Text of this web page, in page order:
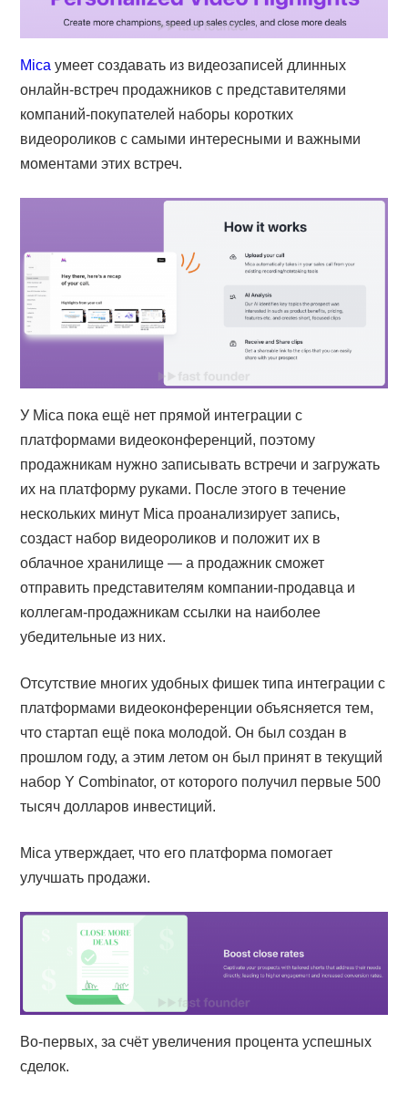
Mica умеет создавать из видеозаписей длинных
онлайн-встреч продажников с представителями
компаний-покупателей наборы коротких
видеороликов с самыми интересными и важными
моментами этих встреч.
У Mica пока ещё нет прямой интеграции с
платформами видеоконференций, поэтому
продажникам нужно записывать встречи и загружать
их на платформу руками. После этого в течение
нескольких минут Mica проанализирует запись,
создаст набор видеороликов и положит их в
облачное хранилище — а продажник сможет
отправить представителям компании-продавца и
коллегам-продажникам ссылки на наиболее
убедительные из них.
Отсутствие многих удобных фишек типа интеграции с
платформами видеоконференции объясняется тем,
что стартап ещё пока молодой. Он был создан в
прошлом году, а этим летом он был принят в текущий
набор Y Combinator, от которого получил первые 500
тысяч долларов инвестиций.
Mica утверждает, что его платформа помогает
улучшать продажи.
Во-первых, за счёт увеличения процента успешных
сделок.